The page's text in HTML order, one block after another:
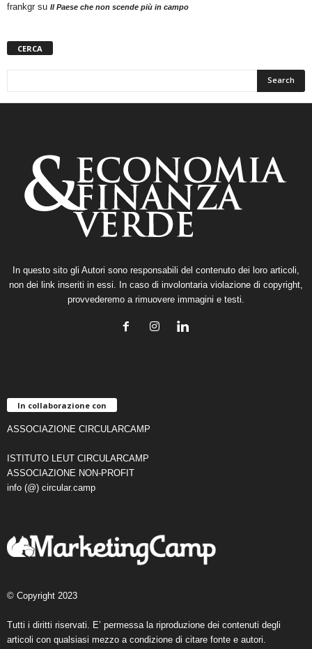
frankgr su Il Paese che non scende più in campo
CERCA
In questo sito gli Autori sono responsabili del contenuto dei loro articoli,
non dei link inseriti in essi. In caso di involontaria violazione di copyright,
provvederemo a rimuovere immagini e testi.
In collaborazione con
ASSOCIAZIONE CIRCULARCAMP
ISTITUTO LEUT CIRCULARCAMP
ASSOCIAZIONE NON-PROFIT
info (@) circular.camp
© Copyright 2023
Tutti i diritti riservati. E’ permessa la riproduzione dei contenuti degli
articoli con qualsiasi mezzo a condizione di citare fonte e autori.